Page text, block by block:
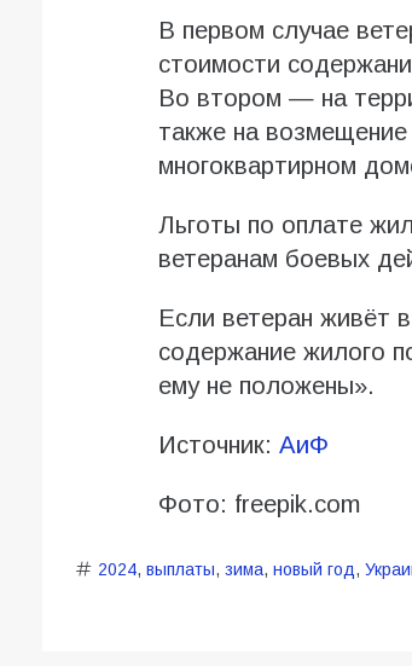
В первом случае
стоимости
Во втором — на
также на
многоквартирном
Льготы по оплате
ветеранам боевых
Если ветеран живёт
содержание жилого
ему не положены».
Источник: АиФ
Фото: freepik.com
2024, выплаты, зима, новый год,